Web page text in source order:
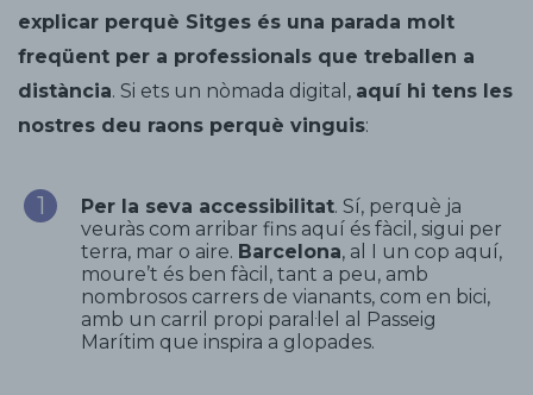
explicar perquè Sitges és una parada molt
freqüent per a professionals que treballen a
distància. Si ets un nòmada digital, aquí hi tens les
nostres deu raons perquè vinguis:
Per la seva accessibilitat. Sí, perquè ja
veuràs com arribar fins aquí és fàcil, sigui per
terra, mar o aire. Barcelona, al I un cop aquí,
moure’t és ben fàcil, tant a peu, amb
nombrosos carrers de vianants, com en bici,
amb un carril propi paral·lel al Passeig
Marítim que inspira a glopades.